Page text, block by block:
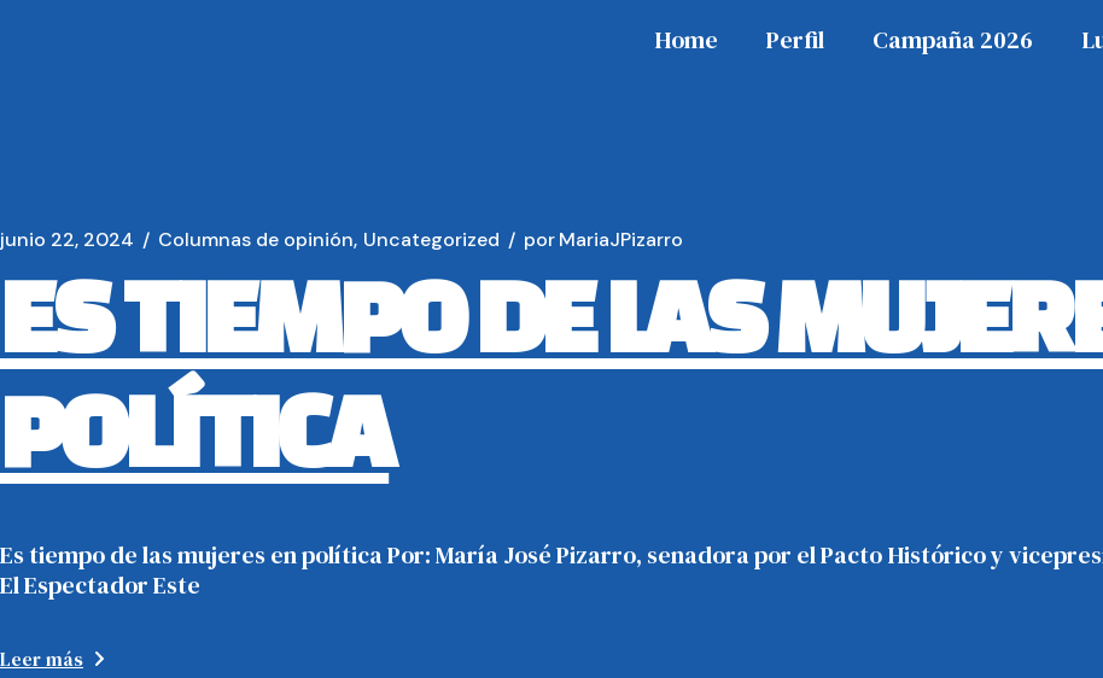
Home Perfil Campaña 2026
junio 22, 2024 Columnas de opinión Uncategorized porMariaJPizarro
ES TIEMPO DE LAS
POLÍTICA
Es tiempo de las mujeres en política Por: María José Pizarro, senadora por el Pacto Histórico y
El Espectador Este
Leer más